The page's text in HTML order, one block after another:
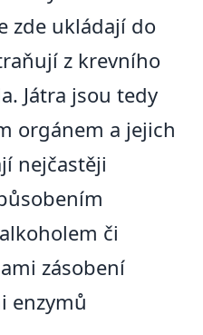
zde ukládají do
z krevního
Játra jsou tedy
orgánem a jejich
nejčastěji
či
zásobení
enzymů